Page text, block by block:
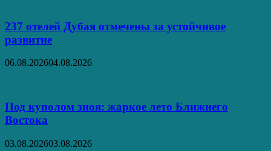
237 отелей Дубая отмечены за устойчивое
развитие
06.08.202604.08.2026
Под куполом зноя: жаркое лето Ближнего
Востока
03.08.202603.08.2026